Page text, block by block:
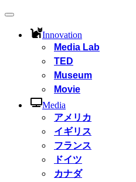
ナ
Innovation
Media Lab
TED
Museum
Movie
Media
アメリカ
イギリス
フランス
ドイツ
カナダ